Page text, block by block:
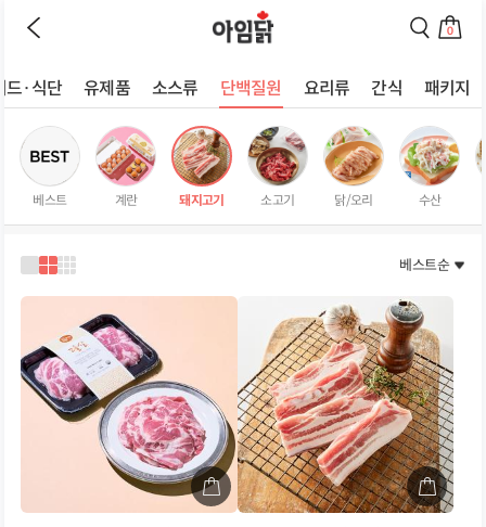
전
지
동
하
기
색
동
하
기
0
바
구
로
이
동
하
기
드·식단 유제품 소스류 단백질원 요리류 간식
패키지
리
베스트 계란 돼지고기 소고기 닭/오리 수산
1
열
기
2
열
기
3
열
보
기
베스트순